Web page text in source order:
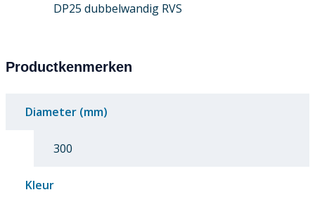
DP25 dubbelwandig RVS
Productkenmerken
Diameter (mm)
300
Kleur